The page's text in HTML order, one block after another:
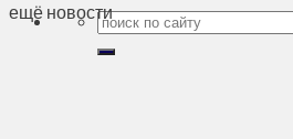
ещё новости